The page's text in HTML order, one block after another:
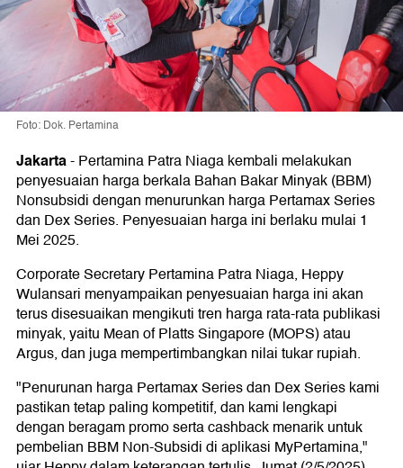
Foto: Dok. Pertamina
Jakarta-Pertamina Patra Niaga kembali melakukan
penyesuaian harga berkala Bahan Bakar Minyak (BBM)
Nonsubsidi dengan menurunkan harga Pertamax Series
dan Dex Series. Penyesuaian harga ini berlaku mulai 1
Mei 2025.
Corporate Secretary Pertamina Patra Niaga, Heppy
Wulansari menyampaikan penyesuaian harga ini akan
terus disesuaikan mengikuti tren harga rata-rata publikasi
minyak, yaitu Mean of Platts Singapore (MOPS) atau
Argus, dan juga mempertimbangkan nilai tukar rupiah.
"Penurunan harga Pertamax Series dan Dex Series kami
pastikan tetap paling kompetitif, dan kami lengkapi
dengan beragam promo serta cashback menarik untuk
pembelian BBM Non-Subsidi di aplikasi MyPertamina,"